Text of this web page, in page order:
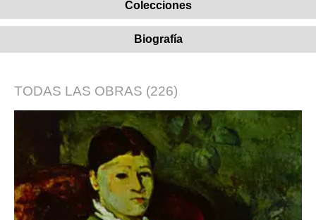
Colecciones
Biografía
TODAS LAS OBRAS (226)